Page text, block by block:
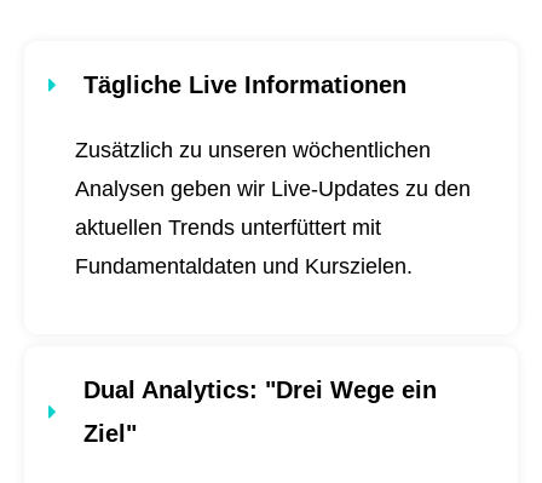
Tägliche Live Informationen
Zusätzlich zu unseren wöchentlichen
Analysen geben wir Live-Updates zu den
aktuellen Trends unterfüttert mit
Fundamentaldaten und Kurszielen.
Dual Analytics: "Drei Wege ein
Ziel"